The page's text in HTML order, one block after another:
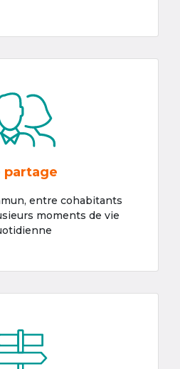
partage
entre cohabitants
moments de vie